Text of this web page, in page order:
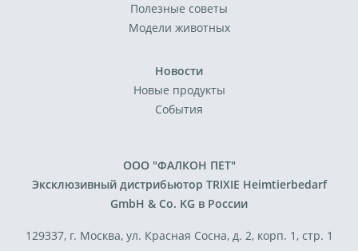
Полезные советы
Модели животных
Новости
Новые продукты
События
ООО "ФАЛКОН ПЕТ"
Эксклюзивный дистрибьютор TRIXIE Heimtierbedarf
GmbH & Co. KG в России
129337, г. Москва, ул. Красная Сосна, д. 2, корп. 1, стр. 1